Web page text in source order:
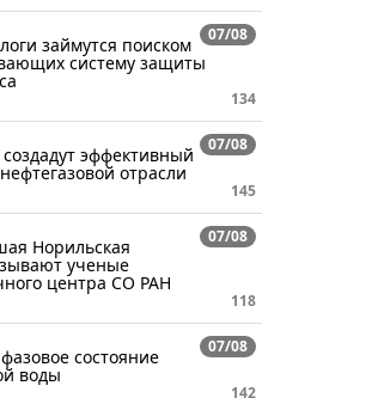
07/08
займутся поиском
систему защиты
134
07/08
эффективный
отрасли
145
07/08
Норильская
ученые
центра СО РАН
118
07/08
состояние
воды
142